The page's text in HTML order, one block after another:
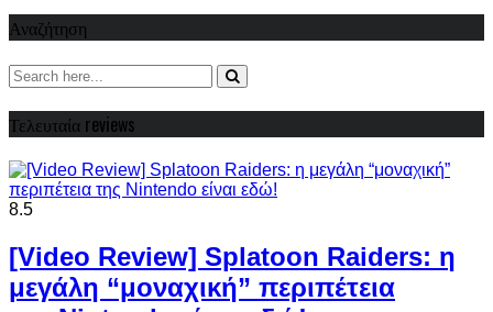
Αναζήτηση
Τελευταία reviews
8.5
[Video Review] Splatoon Raiders: η
μεγάλη “μοναχική” περιπέτεια